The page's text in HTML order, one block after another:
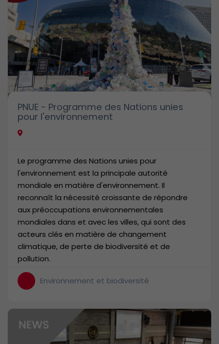
PNUE - Programme des Nations unies
pour l'environnement
Le programme des Nations unies pour
l'environnement est la principale autorité
mondiale en matière d'environnement. Il
reconnaît la nécessité croissante de répondre
aux préoccupations environnementales
mondiales dans et avec les villes, qui sont des
acteurs clés en matière de changement
climatique, de perte de biodiversité et de
pollution.
Environnement et biodiversité